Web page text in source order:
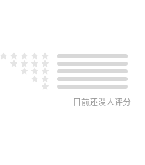
目前还没人评分